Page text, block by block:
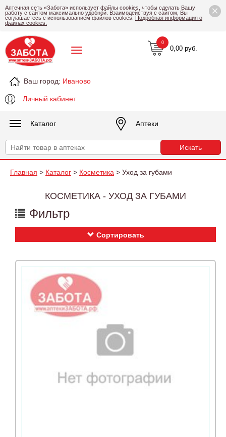
×
Аптечная сеть «Забота» использует файлы cookies, чтобы сделать Вашу
работу с сайтом максимально удобной. Взаимодействуя с сайтом, Вы
соглашаетесь с использованием файлов cookies. Подробная информация о
файлах cookies.
Ваш город: Иваново
Личный кабинет
0,00 руб.
0
Каталог Аптеки
Главная > Каталог > Косметика > Уход за губами
КОСМЕТИКА - УХОД ЗА ГУБАМИ
Фильтр
Сортировать